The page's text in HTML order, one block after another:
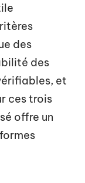
des
des
et
ces trois
offre un